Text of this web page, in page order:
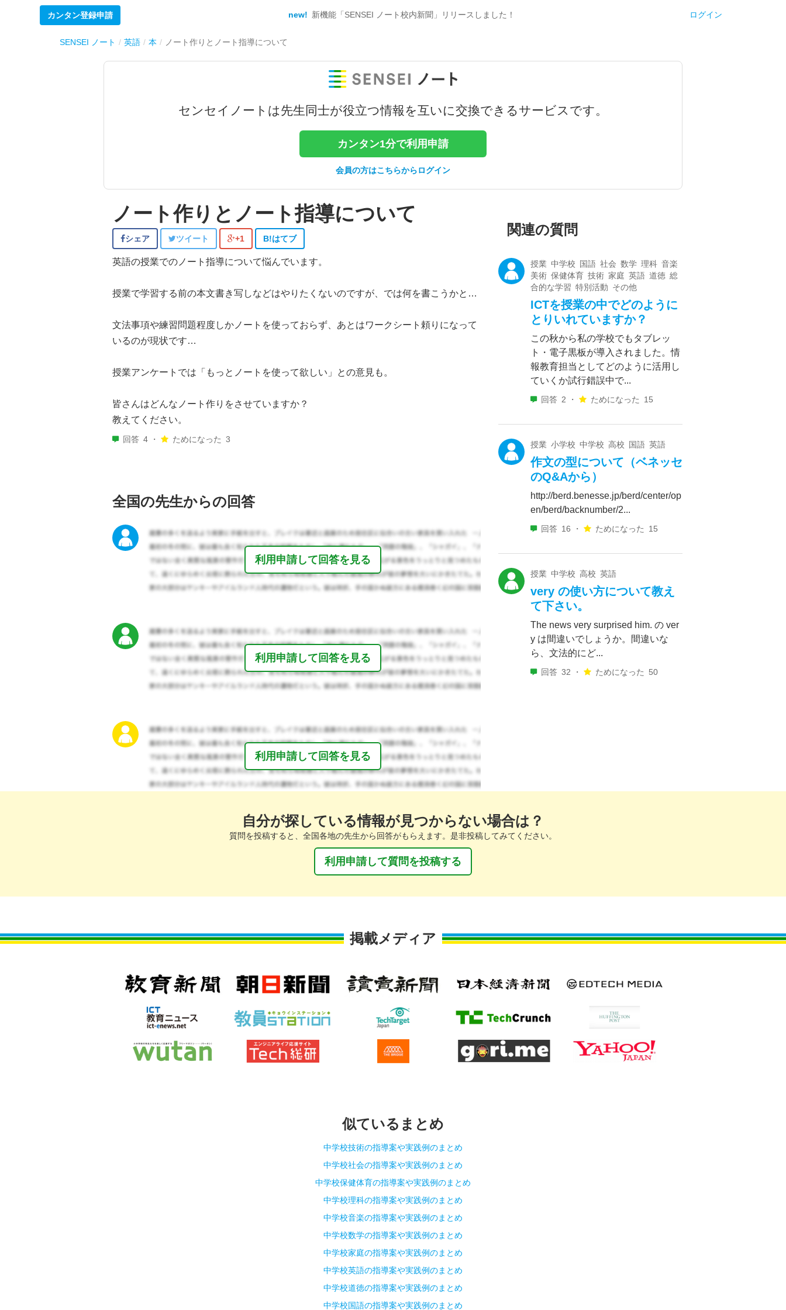
カンタン登録申請 new! 新機能「SENSEI ノート校内新聞」リリースしました！ ログイン
SENSEI ノート 英語 本 ノート作りとノート指導について
センセイノートは先生同士が役立つ情報を互いに交換できるサービスです。
カンタン1分で利用申請
会員の方はこちらからログイン
ノート作りとノート指導について
シェア ツイート +1 B!はてブ
英語の授業でのノート指導について悩んでいます。
授業で学習する前の本文書き写しなどはやりたくないのですが、では何を書こうかと…
文法事項や練習問題程度しかノートを使っておらず、あとはワークシート頼りになって
いるのが現状です…
授業アンケートでは「もっとノートを使って欲しい」との意見も。
皆さんはどんなノート作りをさせていますか？
教えてください。
回答 4 ・ ためになった 3
全国の先生からの回答
利用申請して回答を見る
利用申請して回答を見る
利用申請して回答を見る
関連の質問
授業 中学校 国語 社会 数学 理科 音楽
美術 保健体育 技術 家庭 英語 道徳 総
合的な学習 特別活動 その他
ICTを授業の中でどのように
とりいれていますか？
この秋から私の学校でもタブレッ
ト・電子黒板が導入されました。情
報教育担当としてどのように活用し
ていくか試行錯誤中で...
回答 2 ・ ためになった 15
授業 小学校 中学校 高校 国語 英語
作文の型について（ベネッセ
のQ&Aから）
http://berd.benesse.jp/berd/center/op
en/berd/backnumber/2...
回答 16 ・ ためになった 15
授業 中学校 高校 英語
very の使い方について教え
て下さい。
The news very surprised him. の ver
y は間違いでしょうか。間違いな
ら、文法的にど...
回答 32 ・ ためになった 50
自分が探している情報が見つからない場合は？
質問を投稿すると、全国各地の先生から回答がもらえます。是非投稿してみてください。
利用申請して質問を投稿する
掲載メディア
似ているまとめ
中学校技術の指導案や実践例のまとめ
中学校社会の指導案や実践例のまとめ
中学校保健体育の指導案や実践例のまとめ
中学校理科の指導案や実践例のまとめ
中学校音楽の指導案や実践例のまとめ
中学校数学の指導案や実践例のまとめ
中学校家庭の指導案や実践例のまとめ
中学校英語の指導案や実践例のまとめ
中学校道徳の指導案や実践例のまとめ
中学校国語の指導案や実践例のまとめ